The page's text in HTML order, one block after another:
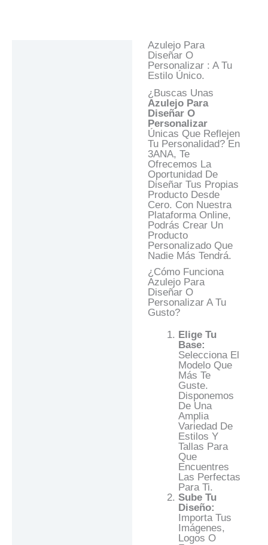
Azulejo Para
Diseñar O
Personalizar : A Tu
Estilo Único.
¿Buscas Unas
Azulejo Para
Diseñar O
Personalizar
Únicas Que Reflejen
Tu Personalidad? En
3ANA, Te
Ofrecemos La
Oportunidad De
Diseñar Tus Propias
Producto Desde
Cero. Con Nuestra
Plataforma Online,
Podrás Crear Un
Producto
Personalizado Que
Nadie Más Tendrá.
¿Cómo Funciona
Azulejo Para
Diseñar O
Personalizar A Tu
Gusto?
Elige Tu
Base:
Selecciona El
Modelo Que
Más Te
Guste.
Disponemos
De Una
Amplia
Variedad De
Estilos Y
Tallas Para
Que
Encuentres
Las Perfectas
Para Ti.
Sube Tu
Diseño:
Importa Tus
Imágenes,
Logos O